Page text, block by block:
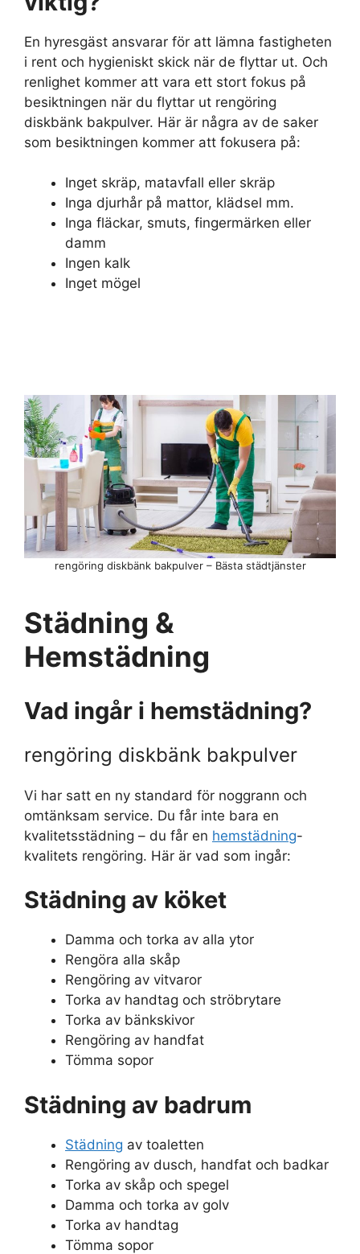
En hyresgäst ansvarar för att lämna fastigheten
i rent och hygieniskt skick när de flyttar ut. Och
renlighet kommer att vara ett stort fokus på
besiktningen när du flyttar ut rengöring
diskbänk bakpulver. Här är några av de saker
som besiktningen kommer att fokusera på:
Inget skräp, matavfall eller skräp
Inga djurhår på mattor, klädsel mm.
Inga fläckar, smuts, fingermärken eller
damm
Ingen kalk
Inget mögel
rengöring diskbänk bakpulver – Bästa städtjänster
Städning &
Hemstädning
Vad ingår i hemstädning?
rengöring diskbänk bakpulver
Vi har satt en ny standard för noggrann och
omtänksam service. Du får inte bara en
kvalitetsstädning – du får en hemstädning-
kvalitets rengöring. Här är vad som ingår:
Städning av köket
Damma och torka av alla ytor
Rengöra alla skåp
Rengöring av vitvaror
Torka av handtag och ströbrytare
Torka av bänkskivor
Rengöring av handfat
Tömma sopor
Städning av badrum
Städning av toaletten
Rengöring av dusch, handfat och badkar
Torka av skåp och spegel
Damma och torka av golv
Torka av handtag
Tömma sopor